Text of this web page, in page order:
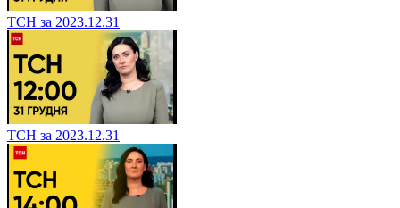
ТСН за 2023.12.31
ТСН за 2023.12.31